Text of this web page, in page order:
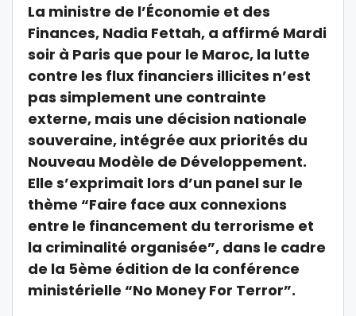
La ministre de l’Économie et des
Finances, Nadia Fettah, a affirmé Mardi
soir à Paris que pour le Maroc, la lutte
contre les flux financiers illicites n’est
pas simplement une contrainte
externe, mais une décision nationale
souveraine, intégrée aux priorités du
Nouveau Modèle de Développement.
Elle s’exprimait lors d’un panel sur le
thème “Faire face aux connexions
entre le financement du terrorisme et
la criminalité organisée”, dans le cadre
de la 5ème édition de la conférence
ministérielle “No Money For Terror”.